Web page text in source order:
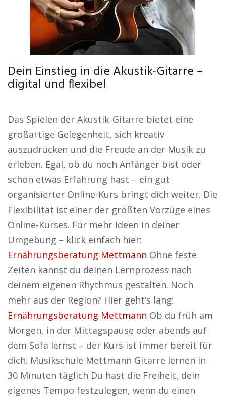
Dein Einstieg in die Akustik-Gitarre –
digital und flexibel
Das Spielen der Akustik-Gitarre bietet eine
großartige Gelegenheit, sich kreativ
auszudrücken und die Freude an der Musik zu
erleben. Egal, ob du noch Anfänger bist oder
schon etwas Erfahrung hast – ein gut
organisierter Online-Kurs bringt dich weiter. Die
Flexibilität ist einer der größten Vorzüge eines
Online-Kurses. Für mehr Ideen in deiner
Umgebung – klick einfach hier:
Ernährungsberatung Mettmann Ohne feste
Zeiten kannst du deinen Lernprozess nach
deinem eigenen Rhythmus gestalten. Noch
mehr aus der Region? Hier geht’s lang:
Ernährungsberatung Mettmann Ob du früh am
Morgen, in der Mittagspause oder abends auf
dem Sofa lernst – der Kurs ist immer bereit für
dich. Musikschule Mettmann Gitarre lernen in
30 Minuten täglich Du hast die Freiheit, dein
eigenes Tempo festzulegen, wenn du einen